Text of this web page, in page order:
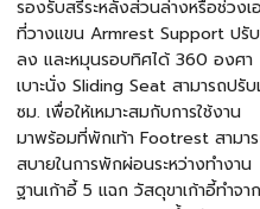
รองรับสรีระหลังส่วนล่างหรือช่วงเ
ที่วางแขน Armrest Support ปรั
ลง และหมุนรอบทิศได้ 360 องศา
เบาะนั่ง Sliding Seat สามารถป
ซม. เพื่อให้เหมาะสมกับการใช้งาน
มาพร้อมที่พักเท้า Footrest สามา
สบายในการพักผ่อนระหว่างทำงาน
ฐานเก้าอี้ 5 แฉก วัสดุขาเก้าอี้ทำจ